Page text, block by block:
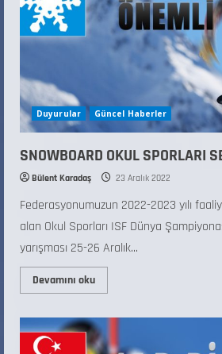
Duyurular Güncel Haberler
SNOWBOARD OKUL SPORLARI
Bülent Karadaş 23 Aralık 2022
Federasyonumuzun 2022-2023 yılı
alan Okul Sporları ISF Dünya
yarışması 25-26 Aralık...
Devamını oku